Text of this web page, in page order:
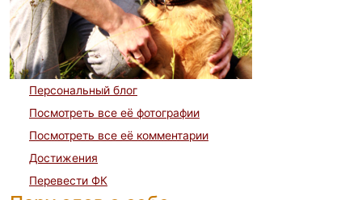
Персональный блог
Посмотреть все её фотографии
Посмотреть все её комментарии
Достижения
Перевести ФК